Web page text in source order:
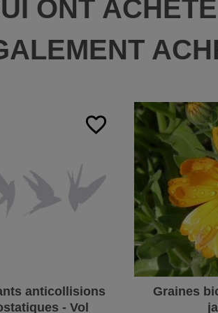
ONT
favorite_border
anticollisions
- Vol
Graines